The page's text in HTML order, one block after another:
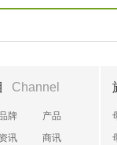
Channel
牌
产品
资讯
商讯